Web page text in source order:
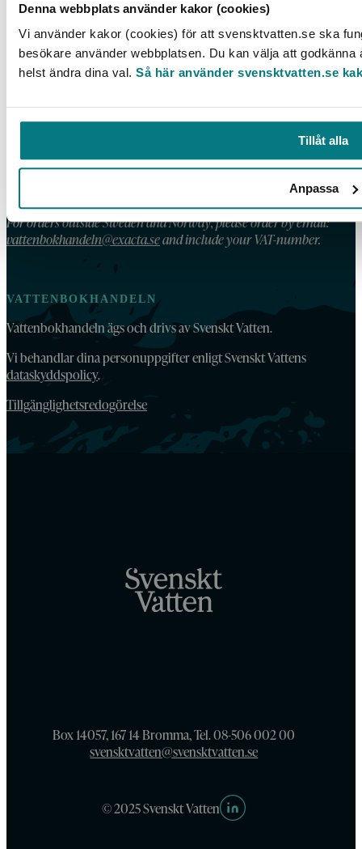
Denna webbplats använder kakor (cookies)
Vi använder kakor (cookies) för att svensktvatten.se ska
besökare använder webbplatsen. Du kan välja att
helst ändra dina val. Så här använder svensktvatten.se
Tillåt alla
Anpassa
KONTAKT
E-post:vattenbokhandeln@exacta.se
HANDLA AV OSS
For orders outside Sweden and Norway, please order by email:
vattenbokhandeln@exacta.seand include your VAT-number.
VATTENBOKHANDELN
Vattenbokhandeln ägs och drivs av Svenskt Vatten.
Vi behandlar dina personuppgifter enligt Svenskt Vattens
dataskyddspolicy.
Tillgänglighetsredogörelse
Box 14057, 167 14 Bromma, Tel. 08-506 002 00
svensktvatten@svensktvatten.se
© 2025 Svenskt Vatten